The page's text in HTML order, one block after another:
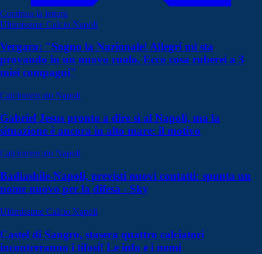
Continua la lettura
Ultimissime Calcio Napoli
Vergara: "Sogno la Nazionale! Allegri mi sta
provando in un nuovo ruolo. Ecco cosa ruberei a 3
miei compagni"
Calciomercato Napoli
Gabriel Jesus pronto a dire sì al Napoli, ma la
situazione è ancora in alto mare: il motivo
Calciomercato Napoli
Badiashile-Napoli, previsti nuovi contatti: spunta un
nome nuovo per la difesa - Sky
Ultimissime Calcio Napoli
Castel di Sangro, stasera quattro calciatori
incontreranno i tifosi! Le info e i nomi